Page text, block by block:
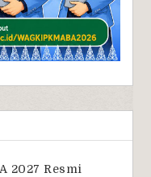
2027 Resmi